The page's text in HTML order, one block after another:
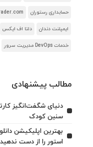
حسابداری رستوران
ایمپلنت دندان دلتا اف ایکس
خدمات DevOps مدیریت سرور
مطالب پیشنهادی
دنیای شگفت‌انگیز
سنین کودک
بهترین اپلیکیشن
استور را از دست